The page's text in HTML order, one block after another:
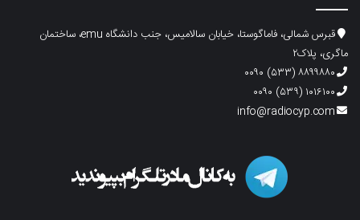
قبرس شمالی، فاماگوستا، خیابان سالامیس، جنب دانشگاه emu، ساختمان
ماگری، پلاک۲
۸۸۹۹۸۸۰ (۵۳۳) ۰۰۹۰
۱۰۱۶۱۰۰ (۵۳۹) ۰۰۹۰
info@radiocyp.com